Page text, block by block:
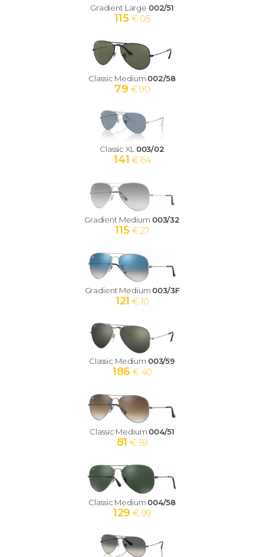
Gradient Large 002/51
115 € 05
Classic Medium 002/58
79 € 90
Classic XL 003/02
141 € 64
Gradient Medium 003/32
115 € 27
Gradient Medium 003/3F
121 € 10
Classic Medium 003/59
186 € 40
Classic Medium 004/51
81 € 59
Classic Medium 004/58
129 € 99